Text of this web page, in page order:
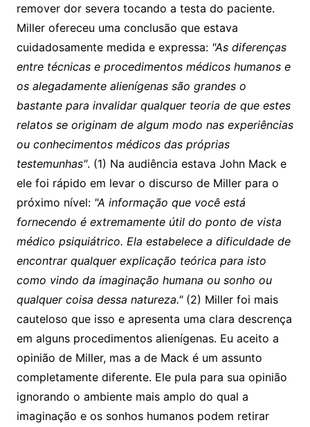
remover dor severa tocando a testa do paciente.
Miller ofereceu uma conclusão que estava
cuidadosamente medida e expressa: "As diferenças
entre técnicas e procedimentos médicos humanos e
os alegadamente alienígenas são grandes o
bastante para invalidar qualquer teoria de que estes
relatos se originam de algum modo nas experiências
ou conhecimentos médicos das próprias
testemunhas". (1) Na audiência estava John Mack e
ele foi rápido em levar o discurso de Miller para o
próximo nível: "A informação que você está
fornecendo é extremamente útil do ponto de vista
médico psiquiátrico. Ela estabelece a dificuldade de
encontrar qualquer explicação teórica para isto
como vindo da imaginação humana ou sonho ou
qualquer coisa dessa natureza."(2) Miller foi mais
cauteloso que isso e apresenta uma clara descrença
em alguns procedimentos alienígenas. Eu aceito a
opinião de Miller, mas a de Mack é um assunto
completamente diferente. Ele pula para sua opinião
ignorando o ambiente mais amplo do qual a
imaginação e os sonhos humanos podem retirar